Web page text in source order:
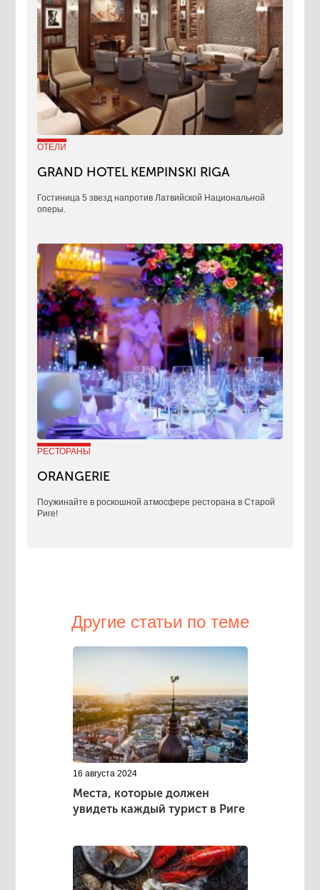
ОТЕЛИ
GRAND HOTEL KEMPINSKI RIGA
Гостиница 5 звезд напротив Латвийской Национальной
оперы.
РЕСТОРАНЫ
ORANGERIE
Поужинайте в роскошной атмосфере ресторана в Старой
Риге!
Другие статьи по теме
16 августа 2024
Места, которые должен
увидеть каждый турист в Риге